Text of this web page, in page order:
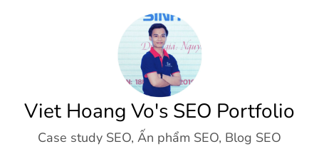
Viet Hoang Vo's SEO Portfolio
Case study SEO, Ấn phẩm SEO, Blog SEO